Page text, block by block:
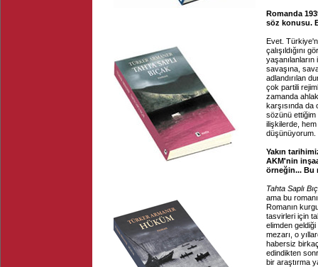
Romanda
söz konusu.
Evet.
çalışıldığını
savaşına,
adlandırılan
çok partili
zamanda
karşısında
sözünü ettiğim
ilişkilerde,
düşünüyorum.
Yakın
AKM'nin
örneğin... Bu
Tahta Saplı
ama bu
Romanın
tasvirleri için
elimden
mezarı, o
habersiz
edindikten
bir araştırma